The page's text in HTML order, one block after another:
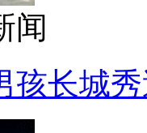
闻
孩长城